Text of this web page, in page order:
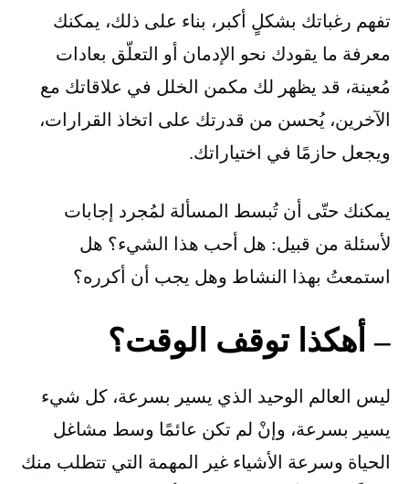
تفهم رغباتك بشكلٍ أكبر، بناء على ذلك، يمكنك
معرفة ما يقودك نحو الإدمان أو التعلّق بعادات
مُعينة، قد يظهر لك مكمن الخلل في علاقاتك مع
الآخرين، يُحسن من قدرتك على اتخاذ القرارات،
ويجعل حازمًا في اختياراتك.
يمكنك حتّى أن تُبسط المسألة لمُجرد إجابات
لأسئلة من قبيل: هل أحب هذا الشيء؟ هل
استمعتُ بهذا النشاط وهل يجب أن أكرره؟
– أهكذا توقف الوقت؟
ليس العالم الوحيد الذي يسير بسرعة، كل شيء
يسير بسرعة، وإنْ لم تكن عائمًا وسط مشاغل
الحياة وسرعة الأشياء غير المهمة التي تتطلب منك